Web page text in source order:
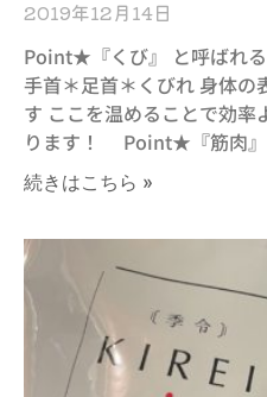
2019年12月14日
Point★『くび』 と呼ばれ
手首＊足首＊くびれ 身体の
す ここを温めることで効
ります！ Point★『筋肉』
続きはこちら »